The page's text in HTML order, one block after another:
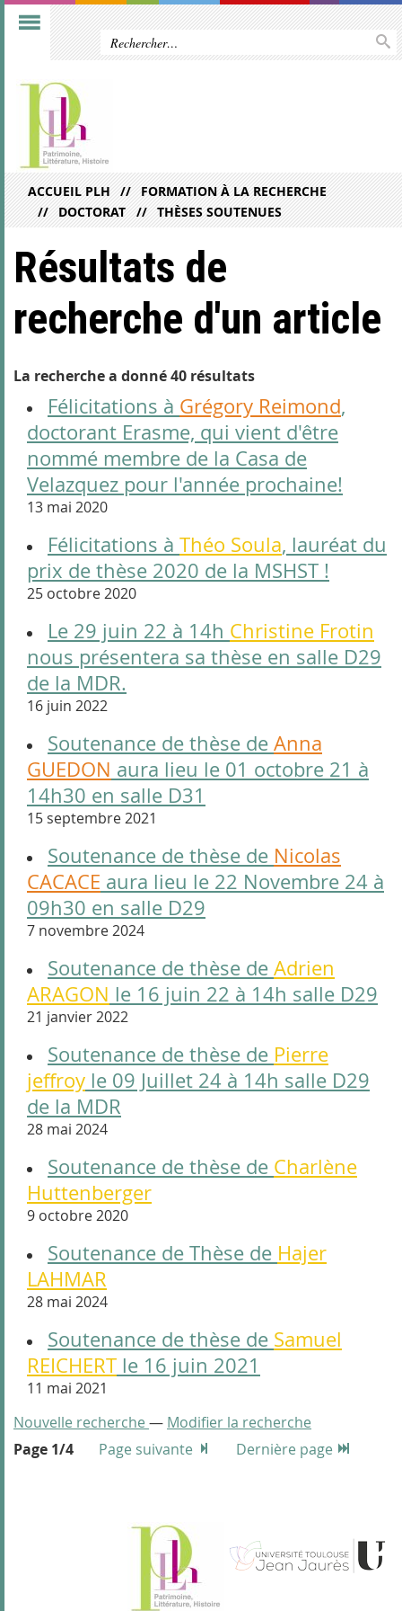
ACCUEIL PLH
FORMATION À LA RECHERCHE
DOCTORAT
THÈSES SOUTENUES
Résultats de
recherche d'un article
La recherche a donné 40 résultats
Félicitations à Grégory Reimond,
doctorant Erasme, qui vient d'être
nommé membre de la Casa de
Velazquez pour l'année prochaine!
13 mai 2020
Félicitations à Théo Soula, lauréat du
prix de thèse 2020 de la MSHST !
25 octobre 2020
Le 29 juin 22 à 14h Christine Frotin
nous présentera sa thèse en salle D29
de la MDR.
16 juin 2022
Soutenance de thèse de Anna
GUEDON aura lieu le 01 octobre 21 à
14h30 en salle D31
15 septembre 2021
Soutenance de thèse de Nicolas
CACACE aura lieu le 22 Novembre 24 à
09h30 en salle D29
7 novembre 2024
Soutenance de thèse de Adrien
ARAGON le 16 juin 22 à 14h salle D29
21 janvier 2022
Soutenance de thèse de Pierre
jeffroy le 09 Juillet 24 à 14h salle D29
de la MDR
28 mai 2024
Soutenance de thèse de Charlène
Huttenberger
9 octobre 2020
Soutenance de Thèse de Hajer
LAHMAR
28 mai 2024
Soutenance de thèse de Samuel
REICHERT le 16 juin 2021
11 mai 2021
Nouvelle recherche — Modifier la recherche
Page 1/4
Page suivante Dernière page